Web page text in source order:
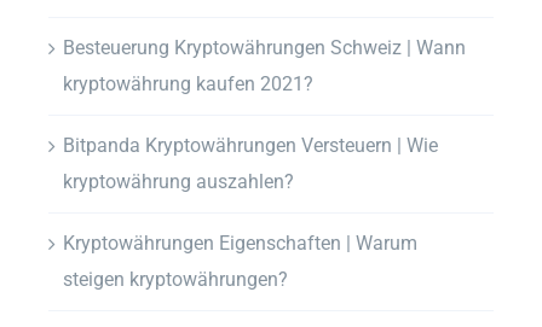
Besteuerung Kryptowährungen Schweiz | Wann
kryptowährung kaufen 2021?
Bitpanda Kryptowährungen Versteuern | Wie
kryptowährung auszahlen?
Kryptowährungen Eigenschaften | Warum
steigen kryptowährungen?